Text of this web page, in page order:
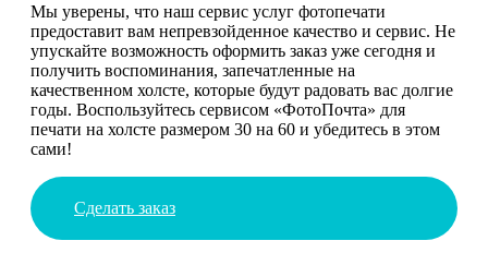
Мы уверены, что наш сервис услуг фотопечати
предоставит вам непревзойденное качество и сервис. Не
упускайте возможность оформить заказ уже сегодня и
получить воспоминания, запечатленные на
качественном холсте, которые будут радовать вас долгие
годы. Воспользуйтесь сервисом «ФотоПочта» для
печати на холсте размером 30 на 60 и убедитесь в этом
сами!
Сделать заказ